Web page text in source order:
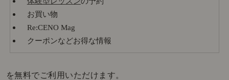
お買い物
Re:CENO Mag
クーポンなどお得な情報
を無料でご利用いただけます。